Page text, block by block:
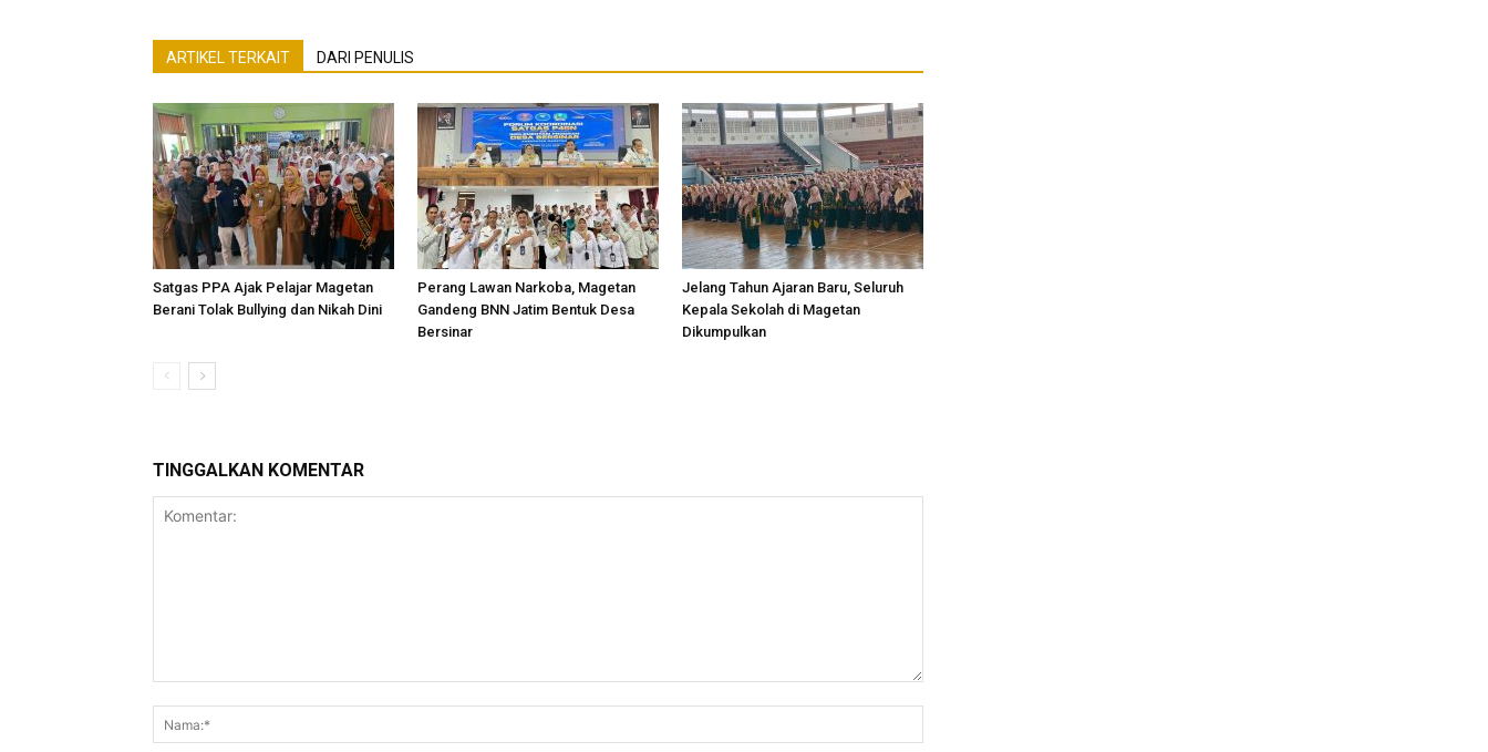
ARTIKEL TERKAIT DARI PENULIS
Satgas PPA Ajak Pelajar Magetan
Berani Tolak Bullying dan Nikah Dini
Perang Lawan Narkoba, Magetan
Gandeng BNN Jatim Bentuk Desa
Bersinar
Jelang Tahun Ajaran Baru, Seluruh
Kepala Sekolah di Magetan
Dikumpulkan
TINGGALKAN KOMENTAR